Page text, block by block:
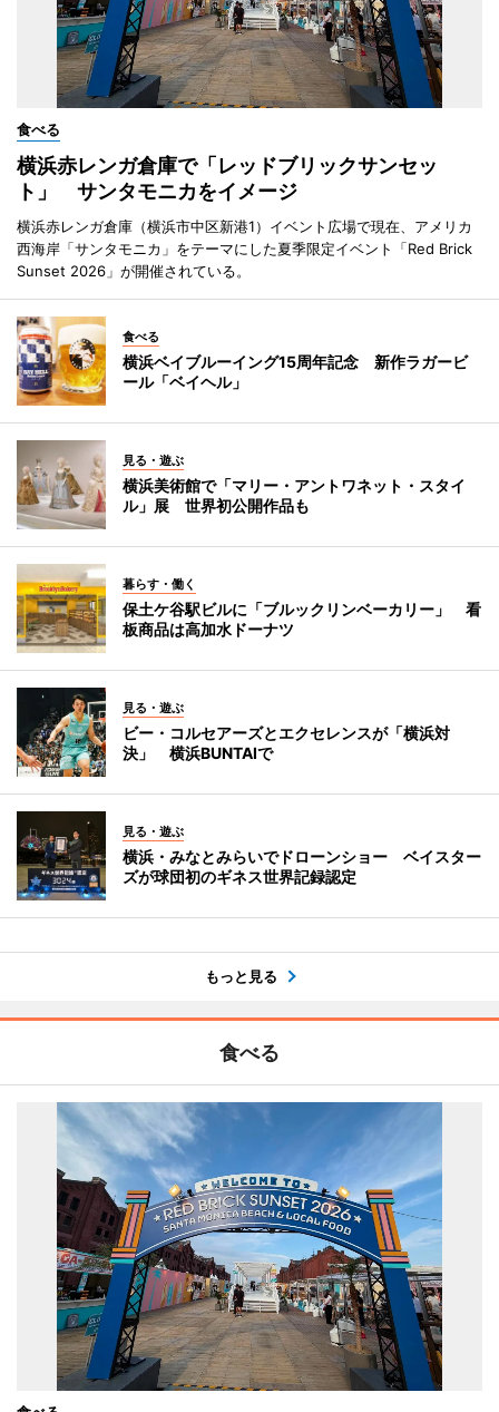
食べる
横浜赤レンガ倉庫で「レッドブリックサンセッ
ト」 サンタモニカをイメージ
横浜赤レンガ倉庫（横浜市中区新港1）イベント広場で現在、アメリカ
西海岸「サンタモニカ」をテーマにした夏季限定イベント「Red Brick
Sunset 2026」が開催されている。
食べる
横浜ベイブルーイング15周年記念 新作ラガービ
ール「ベイヘル」
見る・遊ぶ
横浜美術館で「マリー・アントワネット・スタイ
ル」展 世界初公開作品も
暮らす・働く
保土ケ谷駅ビルに「ブルックリンベーカリー」 看
板商品は高加水ドーナツ
見る・遊ぶ
ビー・コルセアーズとエクセレンスが「横浜対
決」 横浜BUNTAIで
見る・遊ぶ
横浜・みなとみらいでドローンショー ベイスター
ズが球団初のギネス世界記録認定
もっと見る
食べる